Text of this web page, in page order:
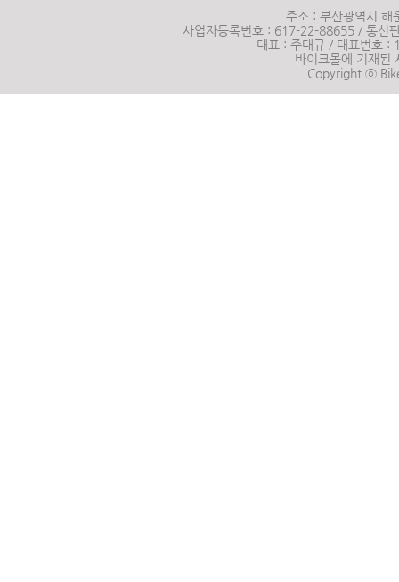
주소 : 부산광역시
사업자등록번호 : 617-22-88655 / 통신
대표 : 주대규 / 대표번호 :
바이크몰에 기재된
Copyright ⓒ